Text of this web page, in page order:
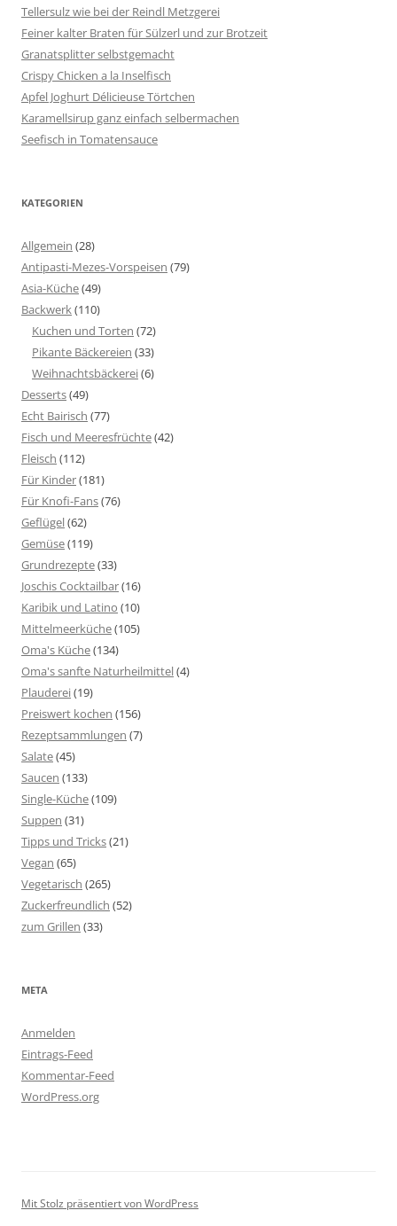
Tellersulz wie bei der Reindl Metzgerei
Feiner kalter Braten für Sülzerl und zur Brotzeit
Granatsplitter selbstgemacht
Crispy Chicken a la Inselfisch
Apfel Joghurt Délicieuse Törtchen
Karamellsirup ganz einfach selbermachen
Seefisch in Tomatensauce
KATEGORIEN
Allgemein (28)
Antipasti-Mezes-Vorspeisen (79)
Asia-Küche(49)
Backwerk(110)
Kuchen und Torten (72)
Pikante Bäckereien (33)
Weihnachtsbäckerei(6)
Desserts(49)
Echt Bairisch (77)
Fisch und Meeresfrüchte(42)
Fleisch (112)
Für Kinder(181)
Für Knofi-Fans(76)
Geflügel(62)
Gemüse(119)
Grundrezepte(33)
Joschis Cocktailbar(16)
Karibik und Latino (10)
Mittelmeerküche(105)
Oma's Küche(134)
Oma's sanfte Naturheilmittel(4)
Plauderei(19)
Preiswert kochen (156)
Rezeptsammlungen (7)
Salate(45)
Saucen (133)
Single-Küche(109)
Suppen (31)
Tipps und Tricks(21)
Vegan (65)
Vegetarisch (265)
Zuckerfreundlich (52)
zum Grillen (33)
META
Anmelden
Eintrags-Feed
Kommentar-Feed
WordPress.org
Mit Stolz präsentiert von WordPress